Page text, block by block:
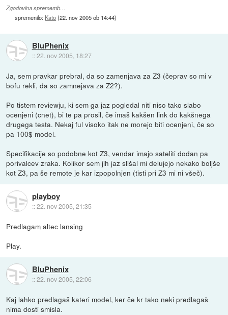
Zgodovina sprememb…
spremenilo: Kato(22. nov 2005 ob 14:44)
BluPhenix
::22. nov 2005, 18:27
Ja, sem pravkar prebral, da so zamenjava za Z3 (čeprav so mi v
bofu rekli, da so zamnejava za Z2?).
Po tistem reviewju, ki sem ga jaz pogledal niti niso tako slabo
ocenjeni (cnet), bi te pa prosil, če imaš kakšen link do kakšnega
drugega testa. Nekaj ful visoko itak ne morejo biti ocenjeni, če so
pa 100$ model.
Specifikacije so podobne kot Z3, vendar imajo sateliti dodan pa
porivalcev zraka. Kolikor sem jih jaz slišal mi delujejo nekako boljše
kot Z3, pa še remote je kar izpopolnjen (tisti pri Z3 mi ni všeč).
playboy
::22. nov 2005, 21:35
Predlagam altec lansing
Play.
BluPhenix
::22. nov 2005, 22:06
Kaj lahko predlagaš kateri model, ker če kr tako neki predlagaš
nima dosti smisla.